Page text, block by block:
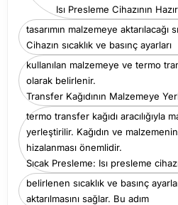
Isı Presleme Cihazının
tasarımın malzemeye aktarılacağı
Cihazın sıcaklık ve basınç ayarları
kullanılan malzemeye ve termo
olarak belirlenir.
Transfer Kağıdının Malzemeye
termo transfer kağıdı aracılığıyla
yerleştirilir. Kağıdın ve
hizalanması önemlidir.
Sıcak Presleme: Isı presleme
belirlenen sıcaklık ve basınç
aktarılmasını sağlar. Bu adım